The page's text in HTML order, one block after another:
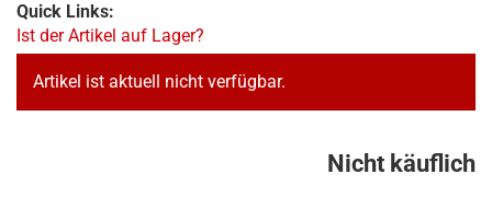
Quick Links:
Ist der Artikel auf Lager?
Artikel ist aktuell nicht verfügbar.
Nicht käuflich